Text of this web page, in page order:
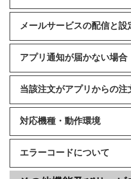
メールサービスの配信と設
アプリ通知が届かない場合
当該注文がアプリからの注
対応機種・動作環境
エラーコードについて